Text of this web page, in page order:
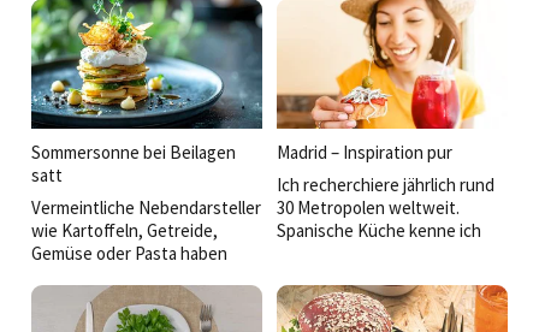
Backwarenangebots in der
Verbindung von Genuss,
Gesundheit und Convenience
liegt.
der thailändischen über die
BBQ- bis hin zur Mezzekultur:
So werden einfache Gerichte
veredelt und der Koch kann
eine eigene Handschrift
zeigen.
Sommersonne bei Beilagen
satt
Vermeintliche Nebendarsteller
wie Kartoffeln, Getreide,
Gemüse oder Pasta haben
transportieren Regionalität,
erzählen Geschichten und
Madrid – Inspiration pur
Ich recherchiere jährlich rund
30 Metropolen weltweit.
Spanische Küche kenne ich
überraschen und begeistern
würde, hätte ich nicht